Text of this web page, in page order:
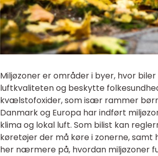
Miljøzoner er områder i byer, hvor
luftkvaliteten og beskytte
kvælstofoxider, som især rammer
Danmark og Europa har indført
klima og lokal luft. Som bilist kan
køretøjer der må køre i zonerne,
her nærmere på, hvordan miljøzoner